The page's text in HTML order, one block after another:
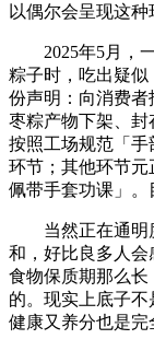
以偶尔会呈现这种
2025年5月，一
粽子时，吃出疑
份声明：向消费
枣粽产物下架、封
按照工场规范「
环节；其他环节
佩带手套功课」。
当然正在通明度
和，好比良多人
食物保质期那么
的。现实上底子
健康又养分也是完